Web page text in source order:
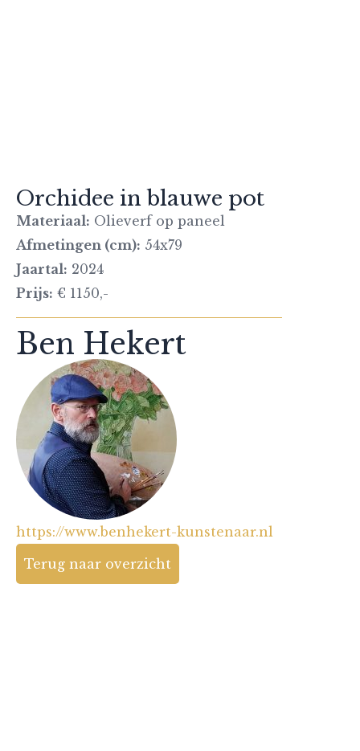
Orchidee in blauwe pot
Materiaal: Olieverf op paneel
Afmetingen (cm): 54x79
Jaartal: 2024
Prijs: € 1150,-
Ben Hekert
https://www.benhekert-kunstenaar.nl
Terug naar overzicht